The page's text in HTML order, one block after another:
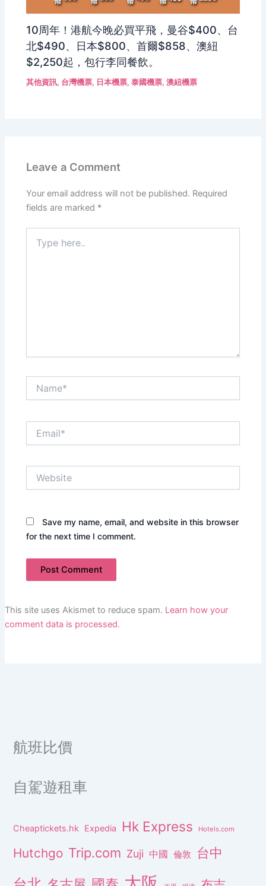
10周年！港航今晚必買平飛，曼谷$400、台
北$490、日本$800、首爾$858、澳紐
$2,250起，包行李同餐飲。
其他資訊, 台灣機票, 日本機票,泰國機票,澳紐機票
Leave a Comment
Your email address will not be published. Required
fields are marked *
here..
Save my name, email, and website in this browser
for the next time I comment.
This site uses Akismet to reduce spam. Learn how your
comment data is processed.
航班比價
自駕遊租車
Cheaptickets.hk Expedia Hk Express Hotels.com
Hutchgo Trip.com Zuji 中國 倫敦 台中